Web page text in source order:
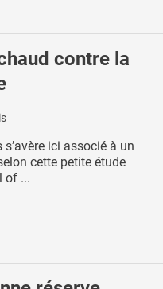
contre la
ici associé à un
cette petite étude
of ...